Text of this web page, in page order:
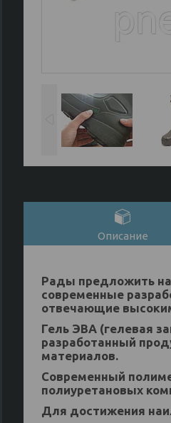
Описание
Рады предложить
современные
отвечающие
Гель ЭВА (гелевая
разработанный
материалов.
Современный
полиуретановых
Для достижения